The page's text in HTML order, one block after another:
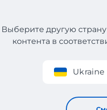
Регистрация
Выберите другую
контента в
Ukraine
MONSOOM